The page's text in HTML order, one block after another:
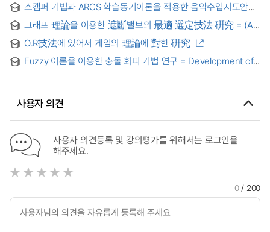
스캠퍼 기법과 ARCS 학습동기이론을 적용한 음악수업지도안
개발
그래프 理論을 이용한 遮斷밸브의 最適 選定技法 硏究 = (A)
study of optimum selection method of control valves using
graph theory
O.R技法에 있어서 게임의 理論에 對한 硏究
Fuzzy 이론을 이용한 충돌 회피 기법 연구 = Development of
사용자 의견
사용자 의견등록 및 강의평가를 위해서는 로그인을
해주세요.
0/ 200